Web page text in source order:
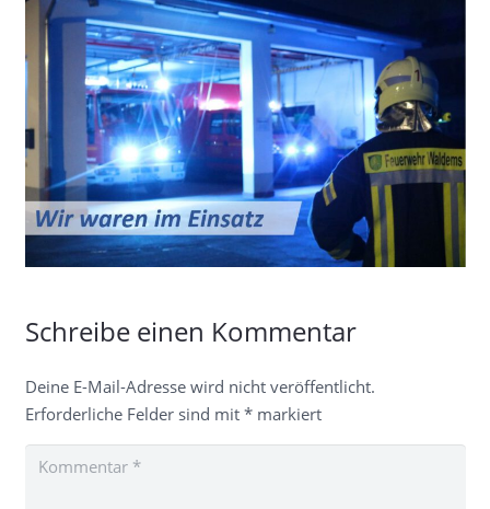
Schreibe einen Kommentar
Deine E-Mail-Adresse wird nicht veröffentlicht.
Erforderliche Felder sind mit *markiert